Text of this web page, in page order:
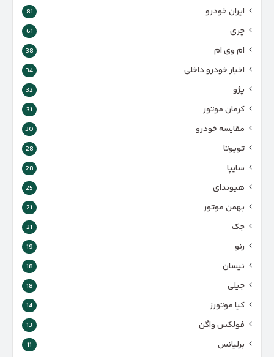
ایران خودرو 81
چری 61
ام وی ام 38
اخبار خودرو داخلی 34
پژو 32
کرمان موتور 31
مقایسه خودرو 30
تویوتا 28
سایپا 28
هیوندای 25
بهمن موتور 21
جک 21
رنو 19
نیسان 18
جیلی 18
کیا موتورز 14
فولکس واگن 13
برلیانس 11